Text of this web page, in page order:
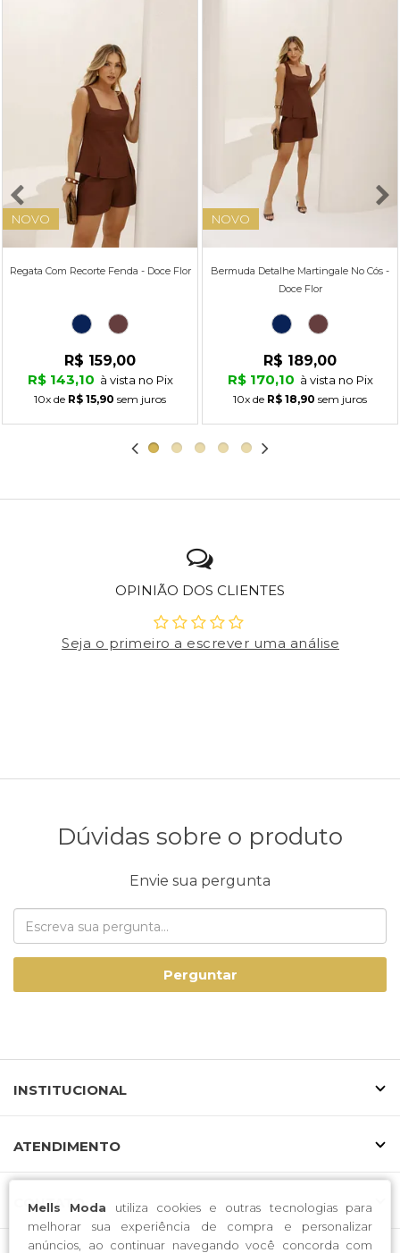
Mells Moda utiliza cookies e outras tecnologias para
melhorar sua experiência de compra e personalizar
anúncios, ao continuar navegando você concorda com
NOVO
Regata Com Recorte Fenda - Doce Flor
R$ 159,00
R$ 143,10 à vista no Pix
10x de R$ 15,90 sem juros
NOVO
Bermuda Detalhe Martingale No Cós -
Doce Flor
R$ 189,00
R$ 170,10 à vista no Pix
10x de R$ 18,90 sem juros
OPINIÃO DOS CLIENTES
Seja o primeiro a escrever uma análise
Dúvidas sobre o produto
Envie sua pergunta
Perguntar
INSTITUCIONAL
ATENDIMENTO
CONTATO